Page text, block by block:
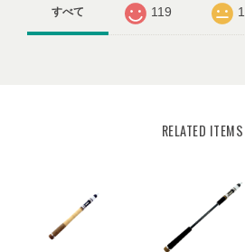
すべて 119 1
RELATED ITEMS